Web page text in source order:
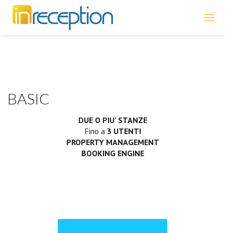
BASIC
DUE O PIU’ STANZE
Fino a3 UTENTI
PROPERTY MANAGEMENT
BOOKING ENGINE